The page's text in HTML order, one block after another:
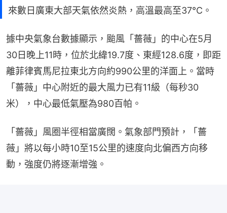
來數日廣東大部天氣依然炎熱，高溫最高至37℃。
據中央氣象台數據顯示，颱風「薔薇」的中心在5月
30日晚上11時，位於北緯19.7度、東經128.6度，即距
離菲律賓馬尼拉東北方向約990公里的洋面上。當時
「薔薇」中心附近的最大風力已有11級（每秒30
米），中心最低氣壓為980百帕。
「薔薇」風圈半徑相當廣闊。氣象部門預計，「薔
薇」將以每小時10至15公里的速度向北偏西方向移
動，強度仍將逐漸增強。